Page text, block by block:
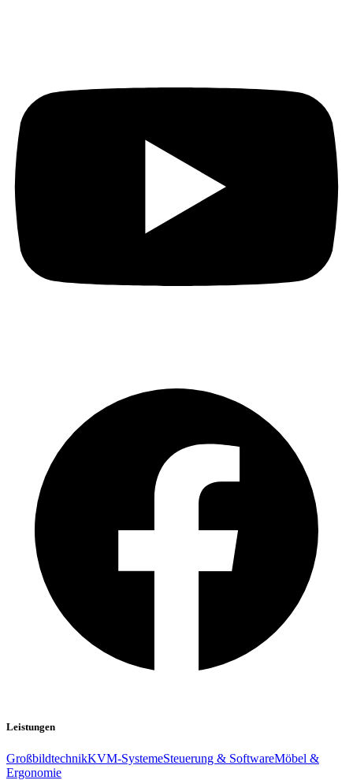
Leistungen
GroßbildtechnikKVM-SystemeSteuerung & SoftwareMöbel &
Ergonomie